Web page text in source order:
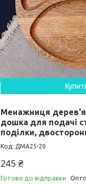
Менажниця
дошка для подачі
поділки,
ДМА25-20
245 ₴
Готово до відправки